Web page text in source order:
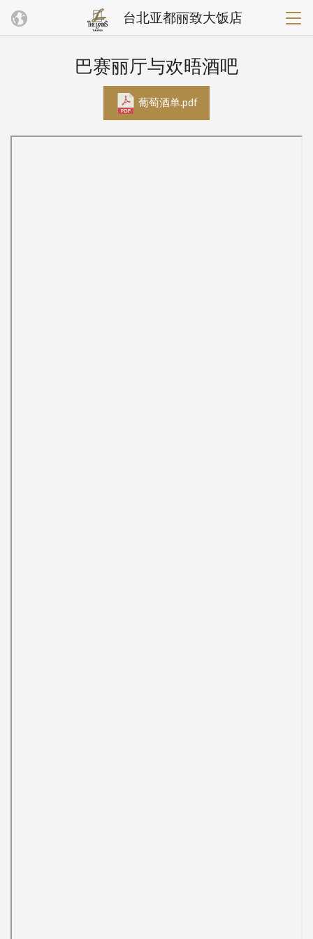
台北亚都丽致大饭店
巴赛丽厅与欢晤酒吧
葡萄酒单.pdf